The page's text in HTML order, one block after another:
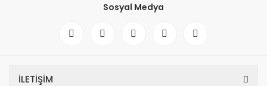
Sosyal Medya
İLETİŞİM